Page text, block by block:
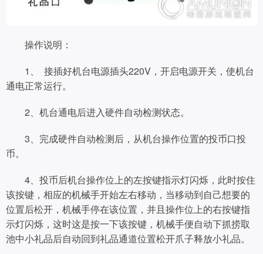
操作说明：
1、 接插好机台电源插头220V，开启电源开关，使机台
通电正常运行。
2、机台通电后进入硬件自动检测状态。
3、完成硬件自动检测后，从机台操作位置的投币口投
币。
4、投币后机台操作位上的左按键指示灯闪烁，此时按住
该按键，相应的机械手开始左右移动，当移动到自己想要的
位置后松开，机械手停在该位置，并且操作位上的右按键指
示灯闪烁，这时这是按一下该按键，机械手便自动下抓捞取
池中小礼品后自动回到礼品通道位置松开爪子释放小礼品。